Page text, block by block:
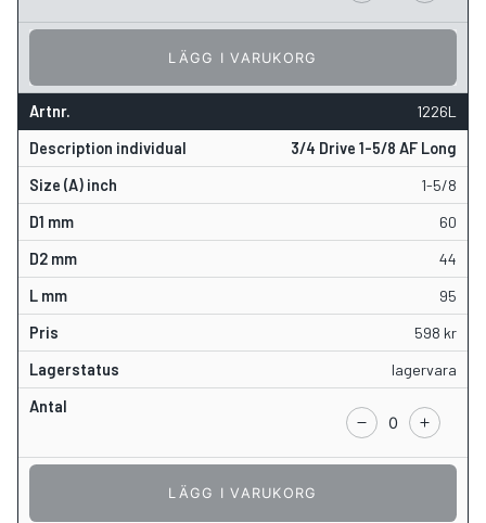
LÄGG I VARUKORG
1226L
3/4 Drive 1-5/8 AF Long
1-5/8
60
44
95
598 kr
lagervara
LÄGG I VARUKORG